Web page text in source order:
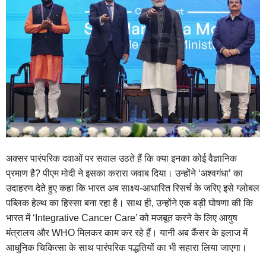
अक्सर पारंपरिक दवाओं पर सवाल उठते हैं कि क्या इनका कोई वैज्ञानिक
प्रमाण है? पीएम मोदी ने इसका करारा जवाब दिया। उन्होंने ‘अश्वगंधा’ का
उदाहरण देते हुए कहा कि भारत अब साक्ष्य-आधारित रिसर्च के जरिए इसे ग्लोबल
पब्लिक हेल्थ का हिस्सा बना रहा है। साथ ही, उन्होंने एक बड़ी घोषणा की कि
भारत में ‘Integrative Cancer Care’ को मजबूत करने के लिए आयुष
मंत्रालय और WHO मिलकर काम कर रहे हैं। यानी अब कैंसर के इलाज में
आधुनिक चिकित्सा के साथ पारंपरिक पद्धतियों का भी सहारा लिया जाएगा।